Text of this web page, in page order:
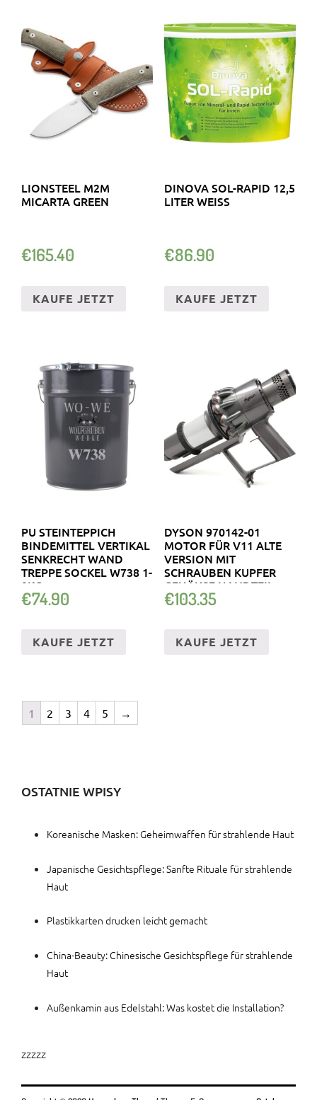
LIONSTEEL M2M
MICARTA GREEN
€165.40
KAUFE JETZT
DINOVA SOL-RAPID 12,5
LITER WEISS
€86.90
KAUFE JETZT
PU STEINTEPPICH
BINDEMITTEL VERTIKAL
SENKRECHT WAND
TREPPE SOCKEL W738 1-
9KG
€74.90
KAUFE JETZT
DYSON 970142-01
MOTOR FÜR V11 ALTE
VERSION MIT
SCHRAUBEN KUPFER
GEHÄUSE HANDTEIL
€103.35
KAUFE JETZT
1 2 3 4 5 →
OSTATNIE WPISY
Koreanische Masken: Geheimwaffen für strahlende Haut
Japanische Gesichtspflege: Sanfte Rituale für strahlende
Haut
Plastikkarten drucken leicht gemacht
China-Beauty: Chinesische Gesichtspflege für strahlende
Haut
Außenkamin aus Edelstahl: Was kostet die Installation?
zzzzz